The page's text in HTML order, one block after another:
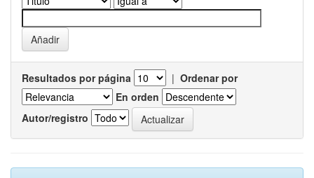
Resultados por página | Ordenar por
En orden
Autor/registro